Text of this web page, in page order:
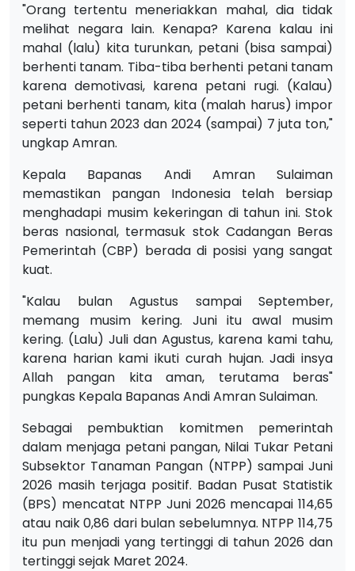
"Orang tertentu meneriakkan mahal, dia tidak
melihat negara lain. Kenapa? Karena kalau ini
mahal (lalu) kita turunkan, petani (bisa sampai)
berhenti tanam. Tiba-tiba berhenti petani tanam
karena demotivasi, karena petani rugi. (Kalau)
petani berhenti tanam, kita (malah harus) impor
seperti tahun 2023 dan 2024 (sampai) 7 juta ton,"
ungkap Amran.
Kepala Bapanas Andi Amran Sulaiman
memastikan pangan Indonesia telah bersiap
menghadapi musim kekeringan di tahun ini. Stok
beras nasional, termasuk stok Cadangan Beras
Pemerintah (CBP) berada di posisi yang sangat
kuat.
"Kalau bulan Agustus sampai September,
memang musim kering. Juni itu awal musim
kering. (Lalu) Juli dan Agustus, karena kami tahu,
karena harian kami ikuti curah hujan. Jadi insya
Allah pangan kita aman, terutama beras"
pungkas Kepala Bapanas Andi Amran Sulaiman.
Sebagai pembuktian komitmen pemerintah
dalam menjaga petani pangan, Nilai Tukar Petani
Subsektor Tanaman Pangan (NTPP) sampai Juni
2026 masih terjaga positif. Badan Pusat Statistik
(BPS) mencatat NTPP Juni 2026 mencapai 114,65
atau naik 0,86 dari bulan sebelumnya. NTPP 114,75
itu pun menjadi yang tertinggi di tahun 2026 dan
tertinggi sejak Maret 2024.